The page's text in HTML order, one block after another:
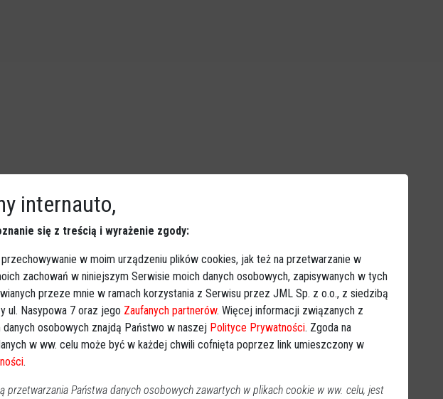
na półmetku! [ZDJĘCIA]
Kursy zawodowe, specjalistyczne wsparcie
terapeutyczne, nowy sprzęt komputerowy dla młodzieży
oraz wyjazdy pełne atrakcji. Uczestniczki i uczestnicy
projektu „INWESTUJ W RODZINĘ” mają za sobą wyjątkowo
intensywne i owocne miesiące. Organizatorzy
podsumowali dotychczasowe efekty działań
internauto,
się z treścią i wyrażenie zgody:
w moim urządzeniu plików cookies, jak też na przetwarzanie w
zachowań w niniejszym Serwisie moich danych osobowych, zapisywanych w tych
przeze mnie w ramach korzystania z Serwisu przez JML Sp. z o.o., z siedzibą
ul. Nasypowa 7 oraz jego Zaufanych partnerów. Więcej informacji związanych z
osobowych znajdą Państwo w naszej Polityce Prywatności. Zgoda na
w ww. celu może być w każdej chwili cofnięta poprzez link umieszczony w
.
przetwarzania Państwa danych osobowych zawartych w plikach cookie w ww. celu, jest